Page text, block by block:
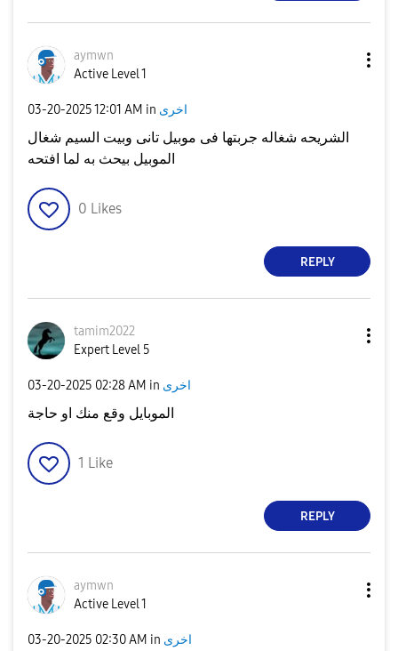
aymwn
Active Level 1
‎03-20-202512:01 AM in اخرى
الشريحه شغاله جربتها فى موبيل تانى وبيت السيم شغال
الموبيل بيحث به لما افتحه
0 Likes
REPLY
tamim2022
Expert Level 5
‎03-20-2025 02:28 AM in اخرى
الموبايل وقع منك او حاجة
1 Like
REPLY
aymwn
Active Level 1
‎03-20-2025 02:30 AM in اخرى